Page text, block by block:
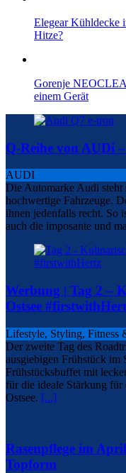
Elegear Kühldecke
Hitze?
Gorenje
einem Gerät
Q-Reihe von AUDi
AUDI
Die Automarke Audi steht
hochwertige Fahrzeuge.
ihnen jedenfalls recht. So
auch die imposante und
Werbung | Tag 2 –
Ostsee
Lifestyle, Styling, Fitness
Der zweite Tag des
ausgiebigen Frühstück im
Frühstücksbuffet mit
für die ideale Stärkung für
Ostsee. [...]
Rasenpflege im
Topform